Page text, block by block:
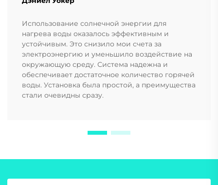
Использование солнечной энергии для
нагрева воды оказалось эффективным и
устойчивым. Это снизило мои счета за
электроэнергию и уменьшило воздействие на
окружающую среду. Система надежна и
обеспечивает достаточное количество горячей
воды. Установка была простой, а преимущества
стали очевидны сразу.